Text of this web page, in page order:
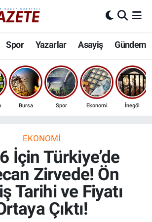
Spor Yazarlar Asayiş Gündem
Bursa Spor Ekonomi İnegöl
EKONOMI
İçin Türkiye’de
Zirvede! Ön
Tarihi ve Fiyatı
Çıktı!
Haberleri